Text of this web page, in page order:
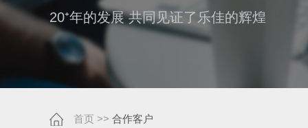
20⁺年的发展 共同见证了乐佳的辉煌
首页 >> 合作客户